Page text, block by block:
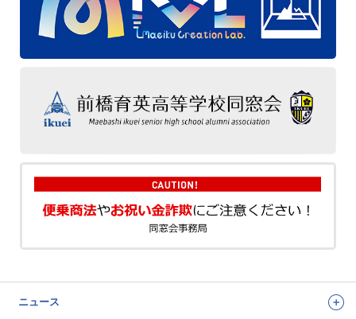
ニュース